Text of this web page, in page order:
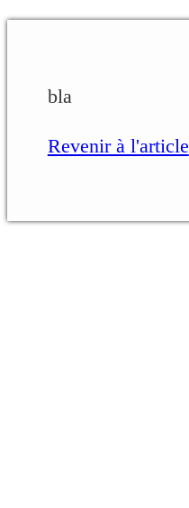
bla
Revenir à l'article